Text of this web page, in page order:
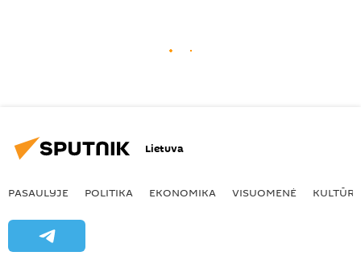
Lietuva
PASAULYJE POLITIKA EKONOMIKA VISUOMENĖ KULTŪRA